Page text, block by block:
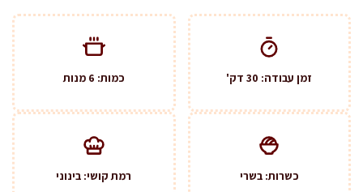
זמן עבודה: 30 דק' כמות: 6 מנות
כשרות: בשרי רמת קושי: בינוני